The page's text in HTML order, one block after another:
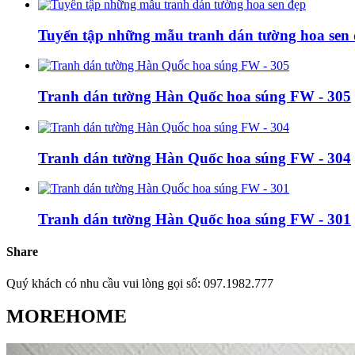
Tuyển tập những mẫu tranh dán tường hoa sen
Tranh dán tường Hàn Quốc hoa súng FW - 305
Tranh dán tường Hàn Quốc hoa súng FW - 304
Tranh dán tường Hàn Quốc hoa súng FW - 301
Share
Quý khách có nhu cầu vui lòng gọi số: 097.1982.777
MOREHOME